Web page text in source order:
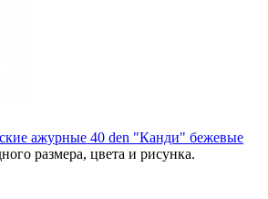
ажурные 40 den "Канди" бежевые
размера, цвета и рисунка.